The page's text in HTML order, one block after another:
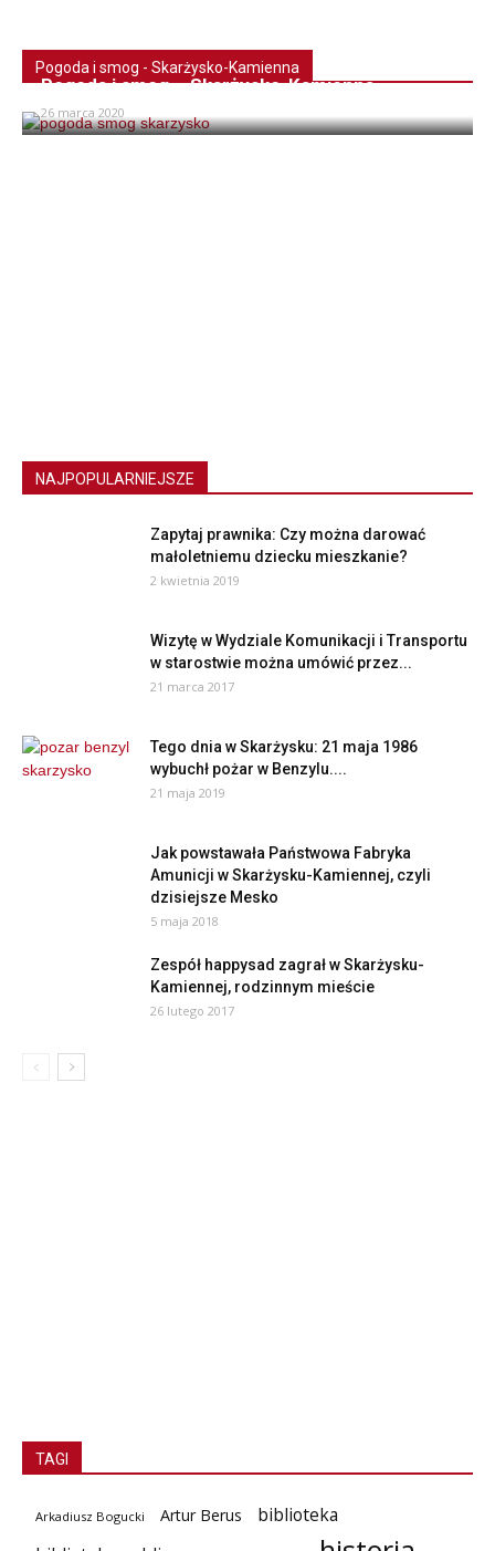
Pogoda i smog - Skarżysko-Kamienna
Pogoda i smog – Skarżysko-Kamienna
26 marca 2020
NAJPOPULARNIEJSZE
Zapytaj prawnika: Czy można darować
małoletniemu dziecku mieszkanie?
2 kwietnia 2019
Wizytę w Wydziale Komunikacji i Transportu
w starostwie można umówić przez...
21 marca 2017
Tego dnia w Skarżysku: 21 maja 1986
wybuchł pożar w Benzylu....
21 maja 2019
Jak powstawała Państwowa Fabryka
Amunicji w Skarżysku-Kamiennej, czyli
dzisiejsze Mesko
5 maja 2018
Zespół happysad zagrał w Skarżysku-
Kamiennej, rodzinnym mieście
26 lutego 2017
TAGI
Arkadiusz Bogucki Artur Berus
biblioteka